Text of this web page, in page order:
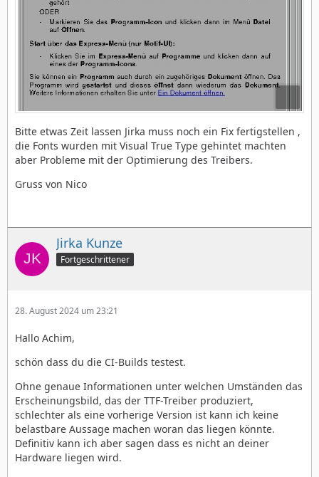
Bitte etwas Zeit lassen Jirka muss noch ein Fix fertigstellen ,
die Fonts wurden mit Visual True Type gehintet machten
aber Probleme mit der Optimierung des Treibers.
Gruss von Nico
Jirka Kunze
Fortgeschrittener
28. August 2024 um 23:21
Hallo Achim,
schön dass du die CI-Builds testest.
Ohne genaue Informationen unter welchen Umständen das
Erscheinungsbild, das der TTF-Treiber produziert,
schlechter als eine vorherige Version ist kann ich keine
belastbare Aussage machen woran das liegen könnte.
Definitiv kann ich aber sagen dass es nicht an deiner
Hardware liegen wird.